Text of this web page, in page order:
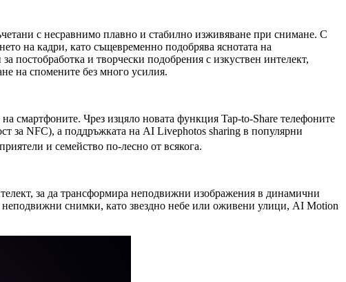
с несравнимо плавно и стабилно изживяване при снимане. С
на кадри, като същевременно подобрява яснотата на
постобработка и творчески подобрения с изкуствен интелект,
на спомените без много усилия.
смартфоните. Чрез изцяло новата функция Tap-to-Share телефоните
за NFC), а поддръжката на AI Livephotos sharing в популярни
и семейство по-лесно от всякога.
за да трансформира неподвижни изображения в динамични
снимки, като звездно небе или оживени улици, AI Motion